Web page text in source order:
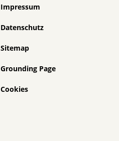
Impressum
Datenschutz
Sitemap
Grounding Page
Cookies